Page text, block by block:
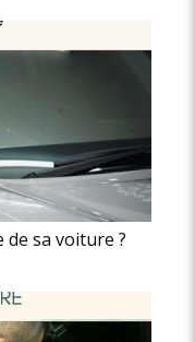
sa voiture ?